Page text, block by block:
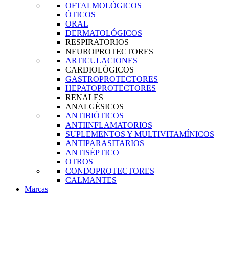
OFTALMOLÓGICOS
ÓTICOS
ORAL
DERMATOLÓGICOS
RESPIRATORIOS
NEUROPROTECTORES
ARTICULACIONES
CARDIOLÓGICOS
GASTROPROTECTORES
HEPATOPROTECTORES
RENALES
ANALGÉSICOS
ANTIBIÓTICOS
ANTIINFLAMATORIOS
SUPLEMENTOS Y MULTIVITAMÍNICOS
ANTIPARASITARIOS
ANTISÉPTICO
OTROS
CONDOPROTECTORES
CALMANTES
Marcas